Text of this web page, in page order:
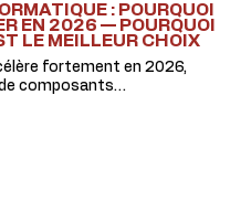
: POURQUOI
EN 2026 — POURQUOI
LE MEILLEUR CHOIX
fortement en 2026,
de composants…